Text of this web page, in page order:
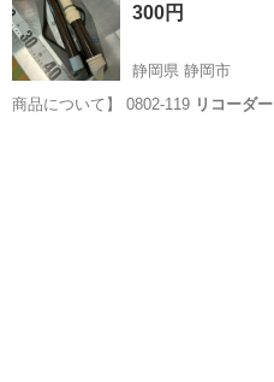
YAMAHA-ABS%E6%A...
YRS
300円
静岡県 静岡市
商品について】 0802-119 リコーダー